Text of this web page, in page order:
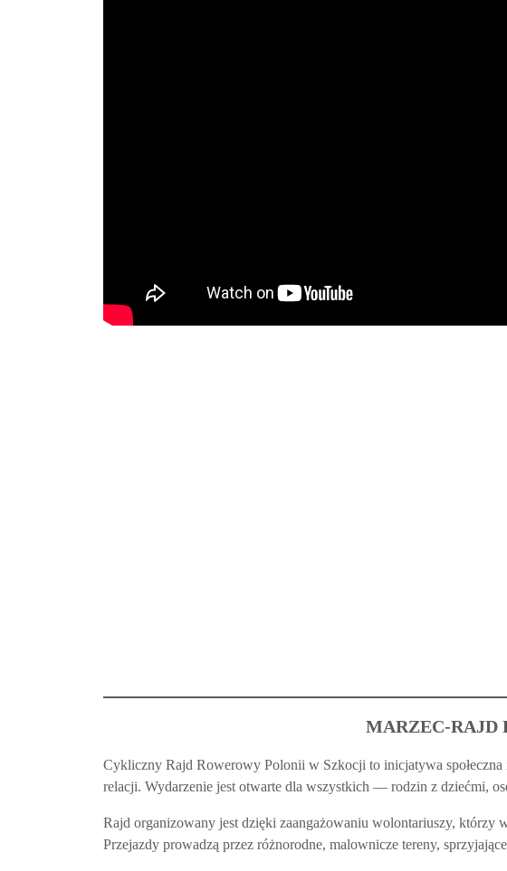
MARZEC-RAJD
Cykliczny Rajd Rowerowy Polonii w Szkocji to inicjatywa społeczna
relacji. Wydarzenie jest otwarte dla wszystkich — rodzin z dziećmi,
Rajd organizowany jest dzięki zaangażowaniu wolontariuszy, którzy
Przejazdy prowadzą przez różnorodne, malownicze tereny,